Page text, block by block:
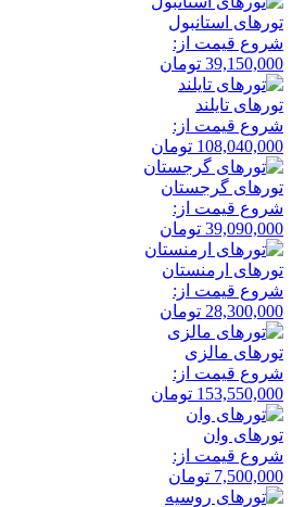
تور‌های استانبول
شروع قیمت از:
39,150,000 تومان
تور‌های تایلند
شروع قیمت از:
108,040,000 تومان
تور‌های گرجستان
شروع قیمت از:
39,090,000 تومان
تور‌های ارمنستان
شروع قیمت از:
28,300,000 تومان
تور‌های مالزی
شروع قیمت از:
153,550,000 تومان
تور‌های وان
شروع قیمت از:
7,500,000 تومان